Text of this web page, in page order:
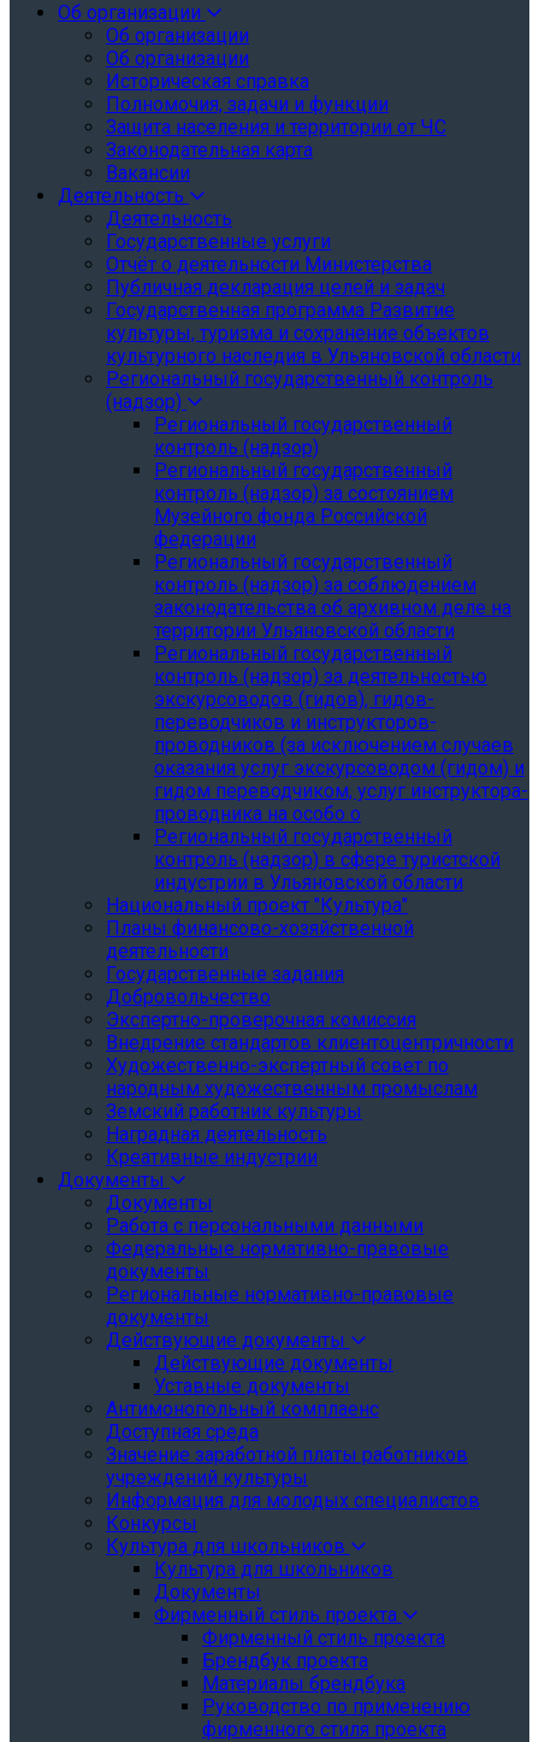
Об организации
Об организации
Об организации
Историческая справка
Полномочия, задачи и функции
Защита населения и территории от ЧС
Законодательная карта
Вакансии
Деятельность
Деятельность
Государственные услуги
Отчёт о деятельности Министерства
Публичная декларация целей и задач
Государственная программа Развитие
культуры, туризма и сохранение объектов
культурного наследия в Ульяновской области
Региональный государственный контроль
(надзор)
Региональный государственный
контроль (надзор)
Региональный государственный
контроль (надзор) за состоянием
Музейного фонда Российской
федерации
Региональный государственный
контроль (надзор) за соблюдением
законодательства об архивном деле на
территории Ульяновской области
Региональный государственный
контроль (надзор) за деятельностью
экскурсоводов (гидов), гидов-
переводчиков и инструкторов-
проводников (за исключением случаев
оказания услуг экскурсоводом (гидом) и
гидом переводчиком, услуг инструктора-
проводника на особо о
Региональный государственный
контроль (надзор) в сфере туристской
индустрии в Ульяновской области
Национальный проект "Культура"
Планы финансово-хозяйственной
деятельности
Государственные задания
Добровольчество
Экспертно-проверочная комиссия
Внедрение стандартов клиентоцентричности
Художественно-экспертный совет по
народным художественным промыслам
Земский работник культуры
Наградная деятельность
Креативные индустрии
Документы
Документы
Работа с персональными данными
Федеральные нормативно-правовые
документы
Региональные нормативно-правовые
документы
Действующие документы
Действующие документы
Уставные документы
Антимонопольный комплаенс
Доступная среда
Значение заработной платы работников
учреждений культуры
Информация для молодых специалистов
Конкурсы
Культура для школьников
Культура для школьников
Документы
Фирменный стиль проекта
Фирменный стиль проекта
Брендбук проекта
Материалы брендбука
Руководство по применению
фирменного стиля проекта